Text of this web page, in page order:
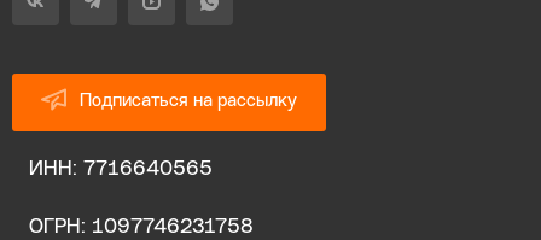
Подписаться на рассылку
ИНН: 7716640565
ОГРН: 1097746231758